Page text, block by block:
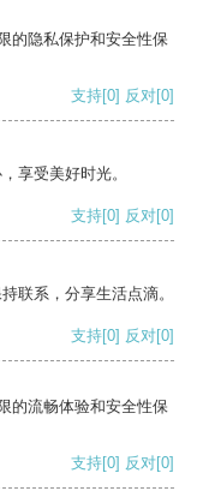
的隐私保护和安全性保
支持[0] 反对[0]
享受美好时光。
支持[0] 反对[0]
联系，分享生活点滴。
支持[0] 反对[0]
的流畅体验和安全性保
支持[0] 反对[0]